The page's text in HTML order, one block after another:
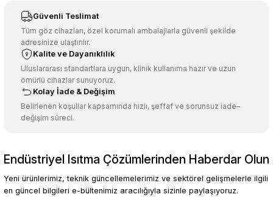
Güvenli Teslimat
Tüm göz cihazları, özel korumalı ambalajlarla güvenli şekilde
adresinize ulaştırılır.
Kalite ve Dayanıklılık
Uluslararası standartlara uygun, klinik kullanıma hazır ve uzun
ömürlü cihazlar sunuyoruz.
Kolay İade & Değişim
Belirlenen koşullar kapsamında hızlı, şeffaf ve sorunsuz iade–
değişim süreci.
Endüstriyel Isıtma Çözümlerinden Haberdar Olun
Yeni ürünlerimiz, teknik güncellemelerimiz ve sektörel gelişmelerle ilgili
en güncel bilgileri e-bültenimiz aracılığıyla sizinle paylaşıyoruz.